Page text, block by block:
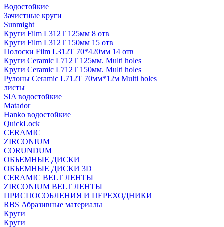
Водостойкие
Зачистные круги
Sunmight
Круги Film L312T 125мм 8 отв
Круги Film L312T 150мм 15 отв
Полоски Film L312T 70*420мм 14 отв
Круги Ceramic L712T 125мм. Multi holes
Круги Ceramic L712T 150мм. Multi holes
Рулоны Ceramic L712T 70мм*12м Multi holes
листы
SIA водостойкие
Matador
Hanko водостойкие
QuickLock
CERAMIC
ZIRCONIUM
СORUNDUM
ОБЪЕМНЫЕ ДИСКИ
ОБЪЕМНЫЕ ДИСКИ 3D
CERAMIC BELT ЛЕНТЫ
ZIRCONIUM BELT ЛЕНТЫ
ПРИСПОСОБЛЕНИЯ И ПЕРЕХОДНИКИ
RBS Абразивные материалы
Круги
Круги